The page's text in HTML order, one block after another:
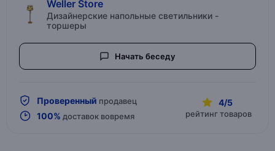
Weller Store
Дизайнерские напольные светильники -
торшеры
Начать беседу
Проверенный продавец
100% доставок вовремя
4/5
рейтинг товаров